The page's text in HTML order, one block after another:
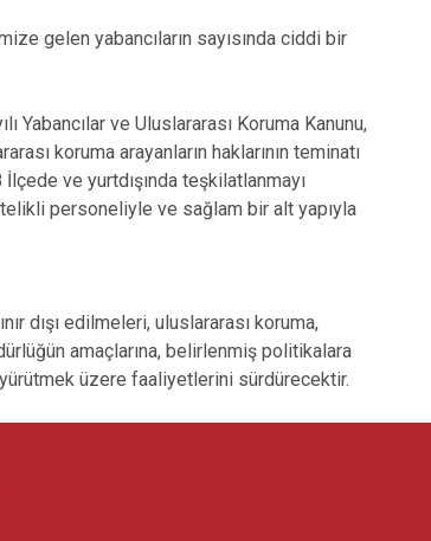
gelen yabancıların sayısında ciddi bir
Yabancılar ve Uluslararası Koruma Kanunu,
koruma arayanların haklarının teminatı
ve yurtdışında teşkilatlanmayı
personeliyle ve sağlam bir alt yapıyla
dışı edilmeleri, uluslararası koruma,
amaçlarına, belirlenmiş politikalara
üzere faaliyetlerini sürdürecektir.